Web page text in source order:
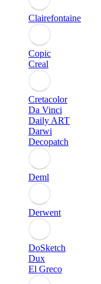
Clairefontaine
Copic
Creal
Cretacolor
Da Vinci
Daily ART
Darwi
Decopatch
Deml
Derwent
DoSketch
Dux
El Greco